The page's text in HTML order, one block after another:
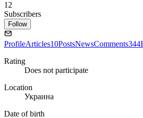
12
Subscribers
Follow
ProfileArticles10PostsNewsComments344
Rating
Does not participate
Location
Украина
Date of birth